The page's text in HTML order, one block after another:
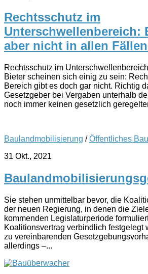
Rechtsschutz im
Unterschwellenbereich:
aber nicht in allen
Rechtsschutz im
Bieter scheinen sich einig zu sein:
Bereich gibt es doch gar nicht. Richtig
Gesetzgeber bei Vergaben unterhalb
noch immer keinen gesetzlich
Baulandmobilisierung /Öffentliches
31 Okt., 2021
Sie stehen unmittelbar bevor, die
der neuen Regierung, in denen die
kommenden Legislaturperiode
Koalitionsvertrag verbindlich festgelegt
zu vereinbarenden
allerdings –...